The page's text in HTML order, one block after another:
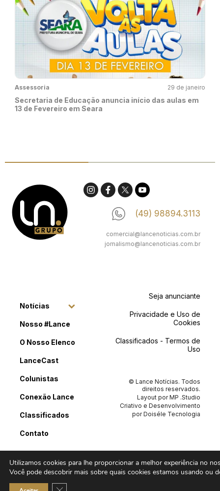
Assessoria 29 de janeiro
Secretaria de Educação anuncia início das aulas em
13 de Fevereiro em Seara
(49) 98894.3113
comercial@lancenoticias.com.br
jornalismo@lancenoticias.com.br
Notícias
Nosso #Lance
O Nosso Elenco
LanceCast
Colunistas
Conexão Lance
Classificados
Contato
Seja anunciante
Privacidade e Uso de
Cookies
Classificados - Termos de
Uso
© Lance Notícias. Todos
direitos reservados.
Layout porMP .Studio
Criativo e Desenvolvimento
porDoiséle Tecnologia
Utilizamos cookies para lhe proporcionar a melhor experiência no
Você pode descobrir mais sobre quais cookies estamos usando ou
Close GDPR Cookie Banner